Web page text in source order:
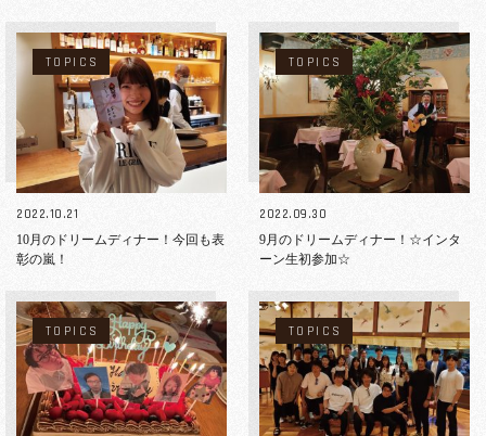
TOPICS
2022.10.21
10月のドリームディナー！今回も表
彰の嵐！
TOPICS
2022.09.30
9月のドリームディナー！☆インタ
ーン生初参加☆
TOPICS TOPICS